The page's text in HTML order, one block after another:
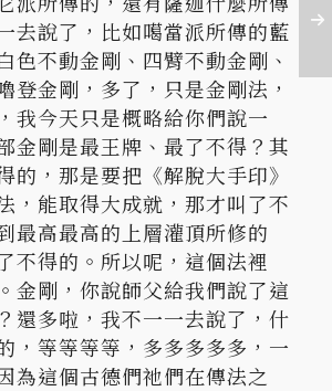
去說了，比如噶當派所傳的藍
色不動金剛、四臂不動金剛、
登金剛，多了， 只是金剛法，
我今天只是概略給你們說一
金剛是最王牌、最了不得？其
的， 那是要把《解脫大手印》
，能取得大成就， 那才叫了不
最高最高的上層灌頂所修的
不得的。所以呢，這個法裡
金剛， 你說師父給我們說了這
還多啦，我不一一去說了， 什
，等等等等，多多多多多，一
為這個古德們祂們在傳法之